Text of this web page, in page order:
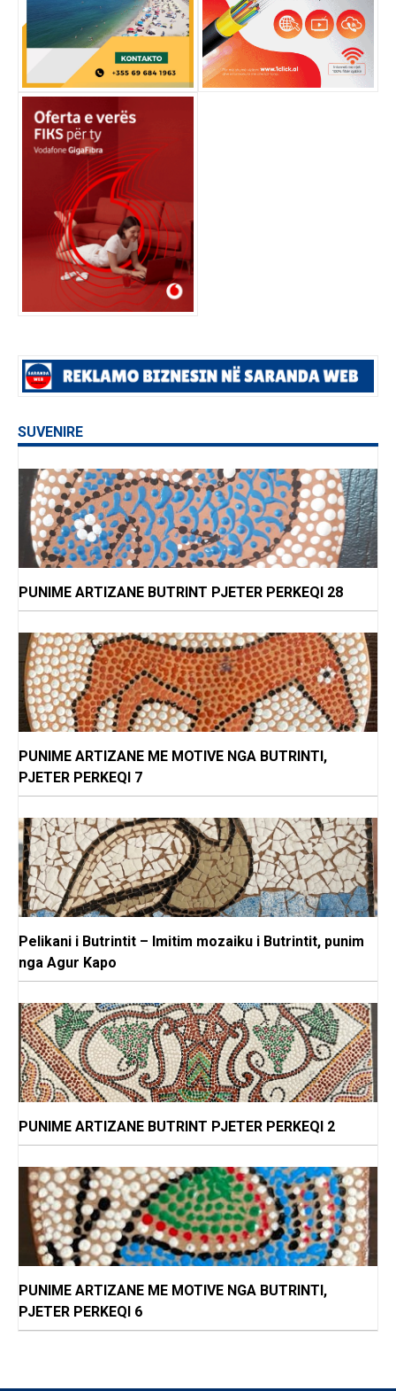
SUVENIRE
PUNIME ARTIZANE BUTRINT PJETER PERKEQI 28
PUNIME ARTIZANE ME MOTIVE NGA BUTRINTI,
PJETER PERKEQI 7
Pelikani i Butrintit – Imitim mozaiku i Butrintit, punim
nga Agur Kapo
PUNIME ARTIZANE BUTRINT PJETER PERKEQI 2
PUNIME ARTIZANE ME MOTIVE NGA BUTRINTI,
PJETER PERKEQI 6